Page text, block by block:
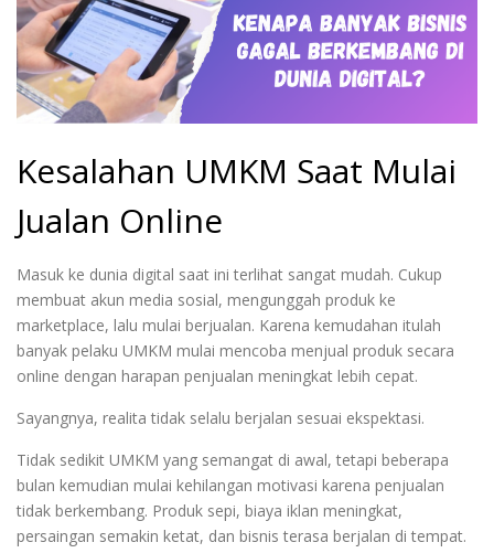
Kesalahan UMKM Saat Mulai
Jualan Online
Masuk ke dunia digital saat ini terlihat sangat mudah. Cukup
membuat akun media sosial, mengunggah produk ke
marketplace, lalu mulai berjualan. Karena kemudahan itulah
banyak pelaku UMKM mulai mencoba menjual produk secara
online dengan harapan penjualan meningkat lebih cepat.
Sayangnya, realita tidak selalu berjalan sesuai ekspektasi.
Tidak sedikit UMKM yang semangat di awal, tetapi beberapa
bulan kemudian mulai kehilangan motivasi karena penjualan
tidak berkembang. Produk sepi, biaya iklan meningkat,
persaingan semakin ketat, dan bisnis terasa berjalan di tempat.